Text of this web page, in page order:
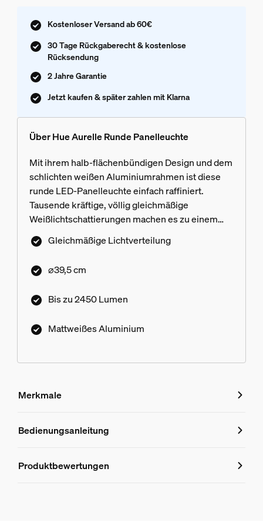
Kostenloser Versand ab 60€
30 Tage Rückgaberecht & kostenlose
Rücksendung
2 Jahre Garantie
Jetzt kaufen & später zahlen mit Klarna
Über Hue Aurelle Runde Panelleuchte
Mit ihrem halb-flächenbündigen Design und dem
schlichten weißen Aluminiumrahmen ist diese
runde LED-Panelleuchte einfach raffiniert.
Tausende kräftige, völlig gleichmäßige
Weißlichtschattierungen machen es zu einem
Blickfang in jedem Raum.
Gleichmäßige Lichtverteilung
⌀39,5 cm
Bis zu 2450 Lumen
Mattweißes Aluminium
Merkmale
Merkmale
8720169328938
Bedienungsanleitung
Produktbewertungen